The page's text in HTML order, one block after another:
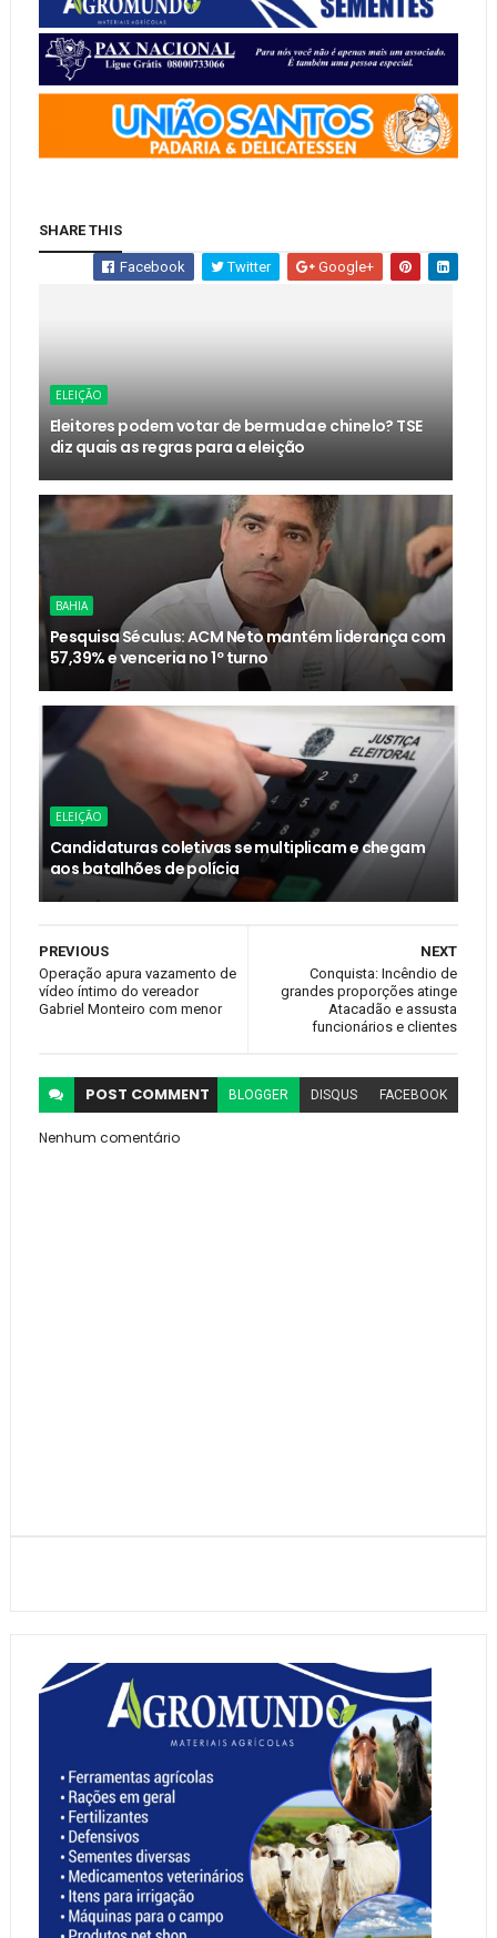
SHARE THIS
Facebook Twitter Google+
ELEIÇÃO
Eleitores podem votar de bermuda e chinelo? TSE
diz quais as regras para a eleição
BAHIA
Pesquisa Séculus: ACM Neto mantém liderança com
57,39% e venceria no 1º turno
ELEIÇÃO
Candidaturas coletivas se multiplicam e chegam
aos batalhões de polícia
NEXT
Conquista: Incêndio de
grandes proporções atinge
Atacadão e assusta
funcionários e clientes
PREVIOUS
Operação apura vazamento de
vídeo íntimo do vereador
Gabriel Monteiro com menor
POST COMMENT BLOGGER DISQUS FACEBOOK
Nenhum comentário